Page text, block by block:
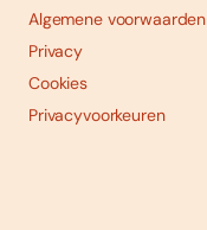
Algemene voorwaarden
Privacy
Cookies
Privacyvoorkeuren